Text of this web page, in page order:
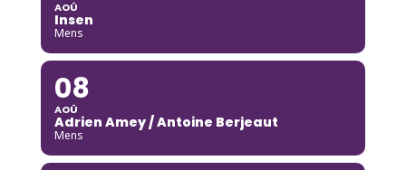
AOÛ
Insen
Mens
08
AOÛ
Adrien Amey / Antoine Berjeaut
Mens